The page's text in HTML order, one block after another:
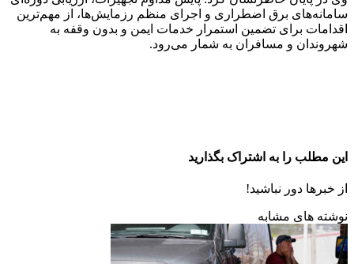
سامانه‌های برق اضطراری و اجرای منظم رزمایش‌ها، از مهم‌ترین
اقدامات برای تضمین استمرار خدمات ایمن و بدون وقفه به
شهروندان و مسافران به شمار می‌رود.
این مطلب را به اشتراک بگذارید
از خبرها دور نباشید!
نوشته های مشابه